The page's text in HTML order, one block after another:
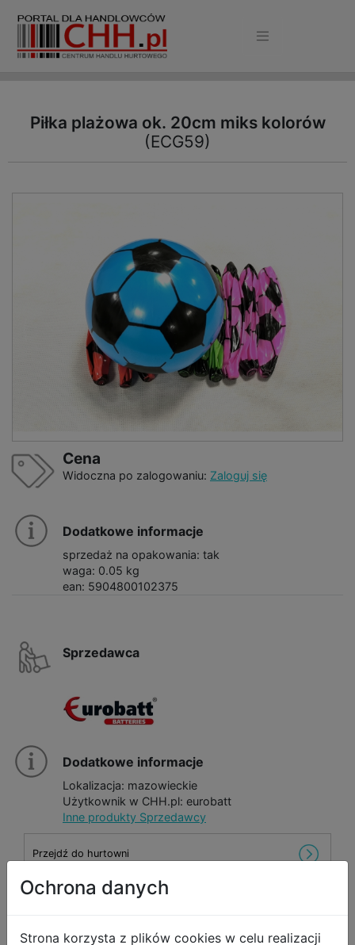
Piłka plażowa ok. 20cm miks kolorów
(ECG59)
Cena
Widoczna po zalogowaniu: Zaloguj się
Dodatkowe informacje
sprzedaż na opakowania: tak
waga: 0.05 kg
ean: 5904800102375
Sprzedawca
Dodatkowe informacje
Lokalizacja: mazowieckie
Użytkownik w CHH.pl: eurobatt
Inne produkty Sprzedawcy
Przejdź do hurtowni
Ochrona danych
Strona korzysta z plików cookies w celu realizacji